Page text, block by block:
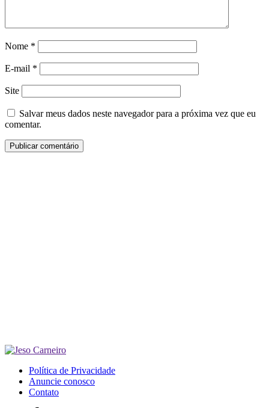
Nome *
E-mail *
Site
Salvar meus dados neste navegador para a próxima vez que eu
comentar.
Política de Privacidade
Anuncie conosco
Contato